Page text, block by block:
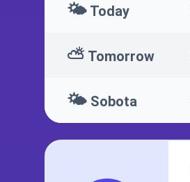
🌤️ Today
⛅ Tomorrow
🌤️ Sobota